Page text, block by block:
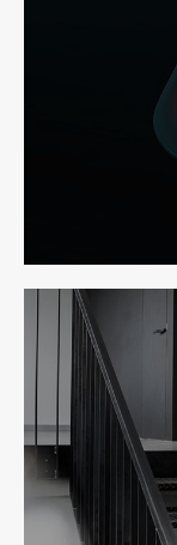
宁波高端网站
宁波网站建设报
2026-08-04 17:55:09
宁波制造业网站
2026-08-02 17:58:44